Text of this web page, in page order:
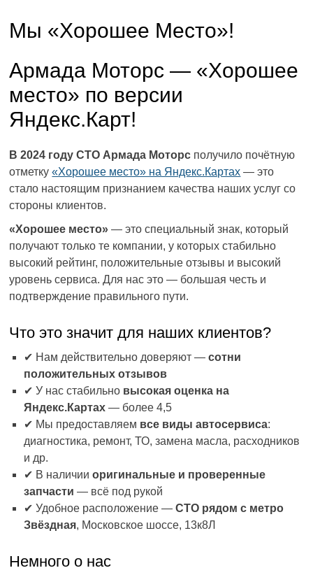
Мы «Хорошее Место»!
Армада Моторс — «Хорошее
место» по версии
Яндекс.Карт!
В 2024 году СТО Армада Моторс получило почётную
отметку«Хорошее место» на Яндекс.Картах — это
стало настоящим признанием качества наших услуг со
стороны клиентов.
«Хорошее место» — это специальный знак, который
получают только те компании, у которых стабильно
высокий рейтинг, положительные отзывы и высокий
уровень сервиса. Для нас это — большая честь и
подтверждение правильного пути.
Что это значит для наших клиентов?
✔ Нам действительно доверяют —сотни
положительных отзывов
✔ У нас стабильно высокая оценка на
Яндекс.Картах — более 4,5
✔ Мы предоставляем все виды автосервиса:
диагностика, ремонт, ТО, замена масла, расходников
и др.
✔ В наличииоригинальные и проверенные
запчасти — всё под рукой
✔ Удобное расположение —СТО рядом с метро
Звёздная, Московское шоссе, 13к8Л
Немного о нас